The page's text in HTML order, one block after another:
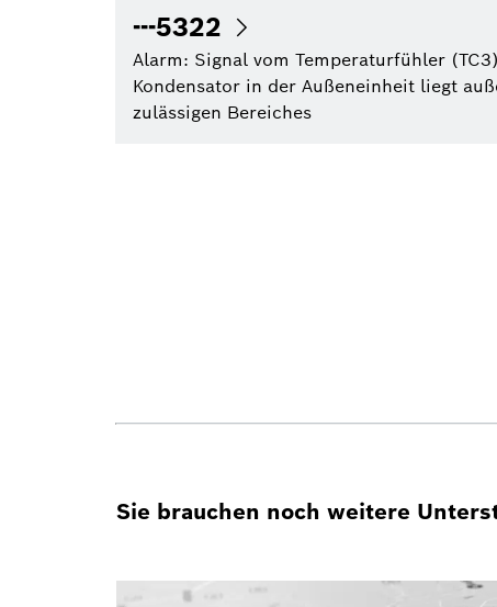
---5322
Alarm: Signal vom Temperaturfühler
Kondensator in der Außeneinheit liegt
zulässigen Bereiches
Sie brauchen noch weitere